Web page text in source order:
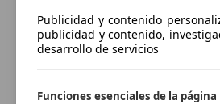
automáticamente
Publicidad y contenido
publicidad y contenido,
desarrollo de servicios
Funciones esenciales de la página